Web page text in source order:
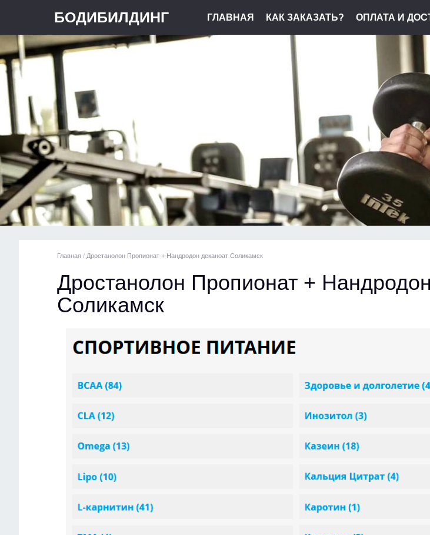
БОДИБИЛДИНГ ГЛАВНАЯ КАК ЗАКАЗАТЬ? ОПЛАТА И
Главная / Дростанолон Пропионат + Нандродон деканоат Соликамск
Дростанолон Пропионат +
Соликамск